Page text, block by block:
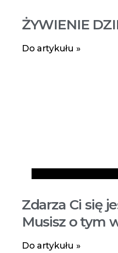
ŻYWIENIE
Do artykułu »
Zdarza Ci się
Musisz o tym
Do artykułu »